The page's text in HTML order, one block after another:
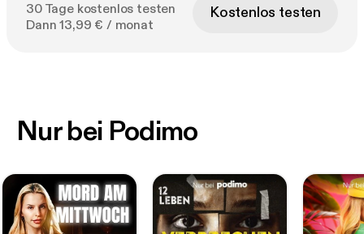
30 Tage kostenlos testen
Dann 13,99 € / monat
Kostenlos testen
Nur bei Podimo